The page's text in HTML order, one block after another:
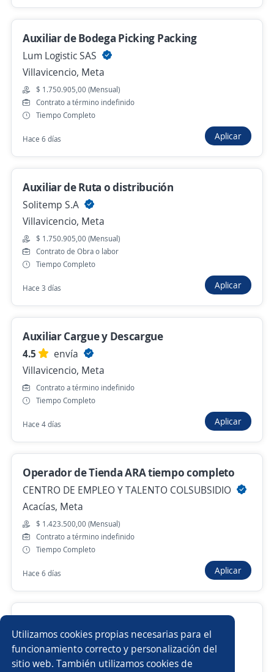
Utilizamos cookies propias necesarias para el
funcionamiento correcto y personalización del
sitio web. También utilizamos cookies de
Auxiliar de tiendas de ropa Con o Sin
Experiencia
4,4
Vinculamos S.A.S
Villavicencio, Meta
$ 1.750.905,00 (Mensual)
Hace 2 días
Auxiliar de Ruta o distribución
Solitemp S.A
Villavicencio, Meta
$ 1.750.905,00 (Mensual)
Hace 3 días
Auxiliar logistico de ropa Con o Sin
Experiencia
4,4
Vinculamos S.A.S
Villavicencio, Meta
$ 1.750.905,00 (Mensual)
Hace 4 días
Nuevas ofertas de empleo Avísame
Empleos similares
Asistente de producción
Mensajero/a motorizado/a Auxiliar de almacén y ventas
Auxiliar de almacén y logística Conductor/a
Auxiliar de Bodega Picking Packing
Lum Logistic SAS
Villavicencio, Meta
$ 1.750.905,00 (Mensual)
Contrato a término indefinido
Tiempo Completo
Hace 6 días Aplicar
Auxiliar de Ruta o distribución
Solitemp S.A
Villavicencio, Meta
$ 1.750.905,00 (Mensual)
Contrato de Obra o labor
Tiempo Completo
Hace 3 días Aplicar
Auxiliar Cargue y Descargue
4.5
envía
Villavicencio, Meta
Contrato a término indefinido
Tiempo Completo
Hace 4 días Aplicar
Operador de Tienda ARA tiempo completo
CENTRO DE EMPLEO Y TALENTO COLSUBSIDIO
Acacías, Meta
$ 1.423.500,00 (Mensual)
Contrato a término indefinido
Tiempo Completo
Hace 6 días Aplicar
4.5
ACTIVOS S A S
Villavicencio, Meta